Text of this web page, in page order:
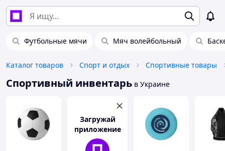
Футбольные мячи Мяч волейбольный
Каталог товаров Спорт и отдых Спортивные товары
Спортивный инвентарь в Украине
Загружай
приложение